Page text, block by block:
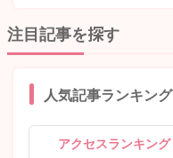
注目記事を探す
人気記事ランキング
アクセスランキング